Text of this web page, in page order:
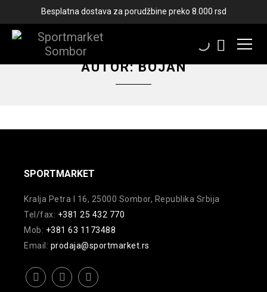
AUTOR:BOJAN
SPORTMARKET
Kralja Petra I 16, 25000 Sombor, Republika Srbija
Tel/fax: +381 25 432 770
Mob: +381 63 1173488
Email: prodaja@sportmarket.rs
Besplatna dostava za porudžbine preko 8.000 rsd